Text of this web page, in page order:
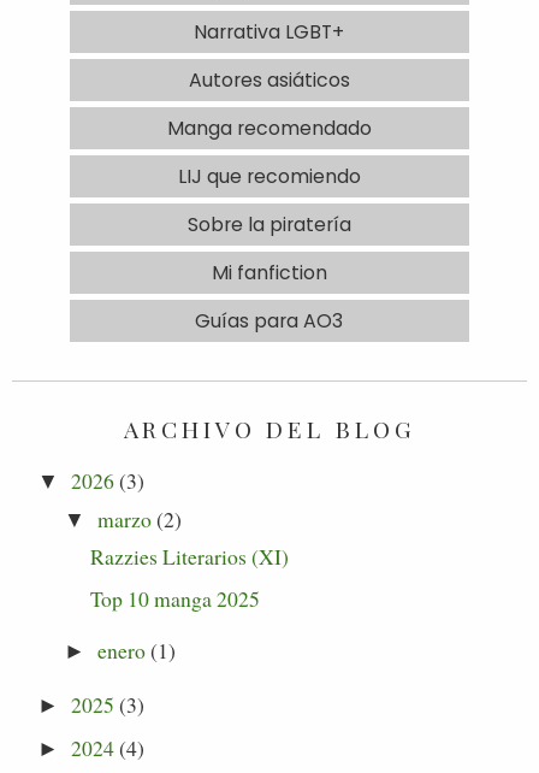
Narrativa LGBT+
Autores asiáticos
Manga recomendado
LIJ que recomiendo
Sobre la piratería
Mi fanfiction
Guías para AO3
ARCHIVO DEL BLOG
▼ 2026(3)
▼ marzo(2)
Razzies Literarios (XI)
Top 10 manga 2025
► enero(1)
►2025 (3)
►2024(4)